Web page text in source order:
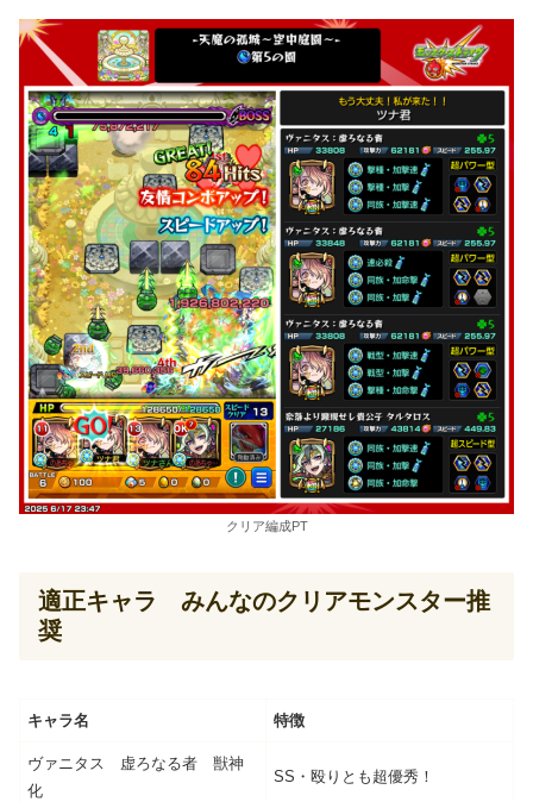
クリア編成PT
適正キャラ みんなのクリアモンスター推
奨
キャラ名 特徴
ヴァニタス 虚ろなる者 獣神
化
SS・殴りとも超優秀！